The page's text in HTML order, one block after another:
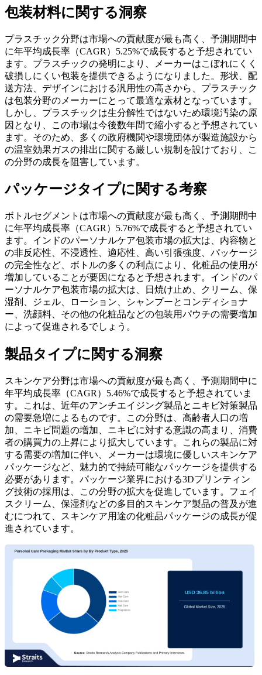
包装材料に関する洞察
プラスチック分野は市場への貢献度が最も高く、予測期間中
に年平均成長率（CAGR）5.25%で成長すると予想されてい
ます。プラスチックの発明により、メーカーはこぼれにくく
破損しにくい包装を提供できるようになりました。形状、配
送方法、デザインにおける汎用性の高さから、プラスチック
は包装分野のメーカーにとって最適な素材となっています。
しかし、プラスチックは生分解性ではないため環境汚染の原
因となり、この市場は今後数年間で縮小すると予想されてい
ます。そのため、多くの政府機関や環境団体が製造施設から
の温室効果ガスの排出に関する厳しい規制を設けており、こ
の分野の成長を阻害しています。
パッケージタイプに関する考察
ボトルセグメントは市場への貢献度が最も高く、予測期間中
に年平均成長率（CAGR）5.76%で成長すると予想されてい
ます。インドのパーソナルケア包装市場の拡大は、内容物と
の非反応性、不浸透性、適応性、高い引張強度、パッケージ
の完全性など、ボトルの多くの利点により、化粧品の使用が
増加していることが要因になると予想されます。インドのパ
ーソナルケア包装市場の拡大は、日焼け止め、クリーム、保
湿剤、ジェル、ローション、シャンプーとコンディショナ
ー、洗顔料、その他の化粧品などの包装用パウチの需要増加
によって促進されるでしょう。
製品タイプに関する洞察
スキンケア分野は市場への貢献度が最も高く、予測期間中に
年平均成長率（CAGR）5.46%で成長すると予想されていま
す。これは、近年のアンチエイジング製品とニキビ対策製品
の需要急増によるものです。この分野は、高齢者人口の増
加、ニキビ問題の増加、ニキビに対する意識の高まり、消費
者の購買力の上昇により拡大しています。これらの製品に対
する需要の増加に伴い、メーカーは環境に優しいスキンケア
パッケージなど、魅力的で持続可能なパッケージを提供する
必要があります。パッケージ業界における3Dプリンティン
グ技術の採用は、この分野の拡大を促進しています。フェイ
スクリーム、保湿剤などの多目的スキンケア製品の普及が進
むにつれて、スキンケア用途の化粧品パッケージの成長が促
進されています。